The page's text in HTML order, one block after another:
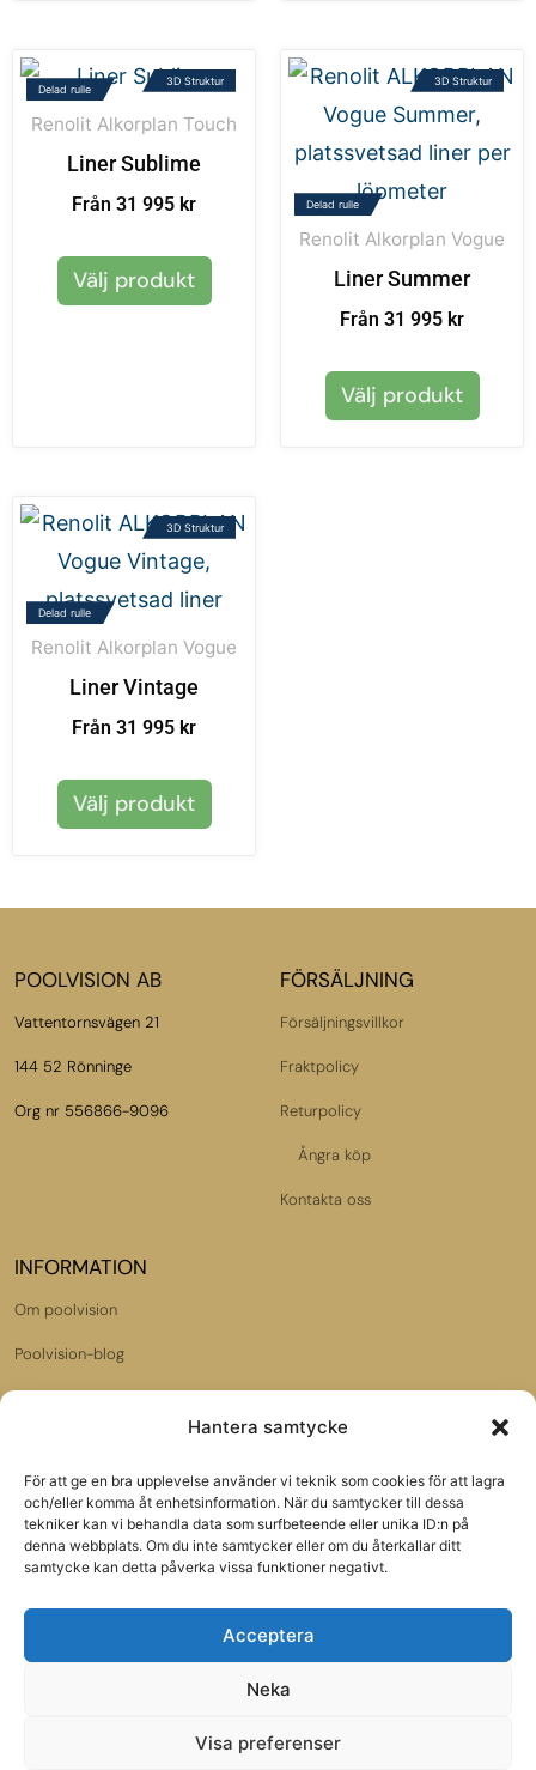
Hantera samtycke
För att ge en bra upplevelse använder vi teknik som cookies för att lagra
och/eller komma åt enhetsinformation. När du samtycker till dessa
tekniker kan vi behandla data som surfbeteende eller unika ID:n på
denna webbplats. Om du inte samtycker eller om du återkallar ditt
samtycke kan detta påverka vissa funktioner negativt.
Acceptera
Neka
Visa preferenser
3D Struktur
Delad rulle
Renolit Alkorplan Touch
Liner Sublime
Från 31 995 kr
Välj produkt
3D Struktur
Delad rulle
Renolit Alkorplan Vogue
Liner Summer
Från 31 995 kr
Välj produkt
3D Struktur
Delad rulle
Renolit Alkorplan Vogue
Liner Vintage
Från 31 995 kr
Välj produkt
POOLVISION AB
Vattentornsvägen 21
144 52 Rönninge
Org nr 556866-9096
FÖRSÄLJNING
Försäljningsvillkor
Fraktpolicy
Returpolicy
Ångra köp
Kontakta oss
INFORMATION
Om poolvision
Poolvision-blog
Samarbetspartners:
Poolbutiken.se
Gardenmarket.se
VÅRT NYHETSBREV